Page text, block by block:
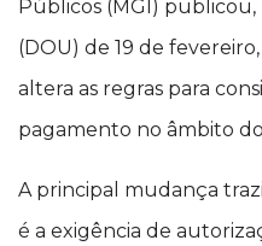
Anteriores
Privacidade
Públicos (MGI) publicou,
(DOU) de 19 de fevereiro,
altera as regras para
pagamento no âmbito
A principal mudança
é a exigência de